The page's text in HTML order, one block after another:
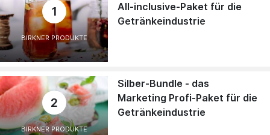
1
BIRKNER PRODUKTE
All-inclusive-Paket für die
Getränkeindustrie
2
BIRKNER PRODUKTE
Silber-Bundle - das
Marketing Profi-Paket für die
Getränkeindustrie